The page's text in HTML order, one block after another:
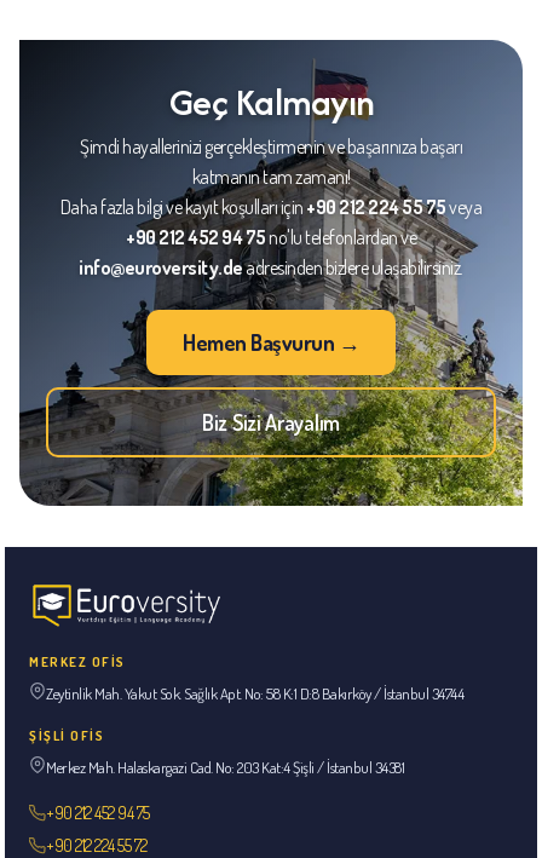
Geç Kalmayın
Şimdi hayallerinizi gerçekleştirmenin ve başarınıza başarı
katmanın tam zamanı!
Daha fazla bilgi ve kayıt koşulları için+90 212 224 55 75veya
+90 212 452 94 75 no'lu telefonlardan ve
info@euroversity.deadresinden bizlere ulaşabilirsiniz.
Hemen Başvurun →
Biz Sizi Arayalım
MERKEZ OFİS
Zeytinlik Mah. Yakut Sok. Sağlık Apt. No: 58 K:1 D:8 Bakırköy / İstanbul 34744
ŞİŞLİ OFİS
Merkez Mah. Halaskargazi Cad. No: 203 Kat:4 Şişli / İstanbul 34381
+90 212 452 94 75
+90 212 224 55 72